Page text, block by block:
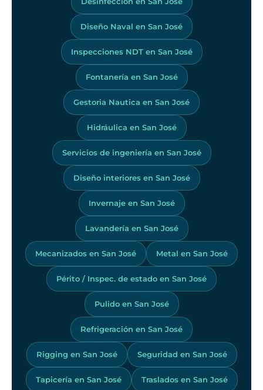
Diseño Naval en San José
Inspecciones NDT en San José
Fontanería en San José
Gestoria Nautica en San José
Hidráulica en San José
Servicios de ingeniería en San José
Diseño interiores en San José
Invernaje en San José
Lavandería en San José
Mecanizados en San José Metal en San José
Périto / Inspec. de estado en San José
Pulido en San José
Refrigeración en San José
Rigging en San José Seguridad en San José
Tapicería en San José Traslados en San José